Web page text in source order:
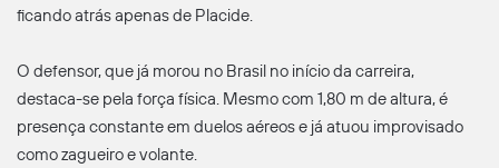
ficando atrás apenas de Placide.
O defensor, que já morou no Brasil no início da carreira,
destaca-se pela força física. Mesmo com 1,80 m de altura, é
presença constante em duelos aéreos e já atuou improvisado
como zagueiro e volante.